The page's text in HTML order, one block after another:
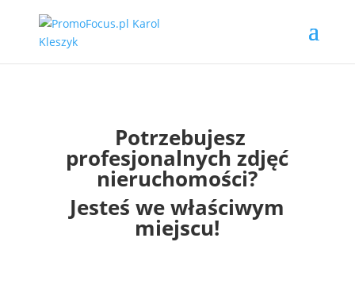
Potrzebujesz
profesjonalnych zdjęć
nieruchomości?
Jesteś we właściwym
miejscu!